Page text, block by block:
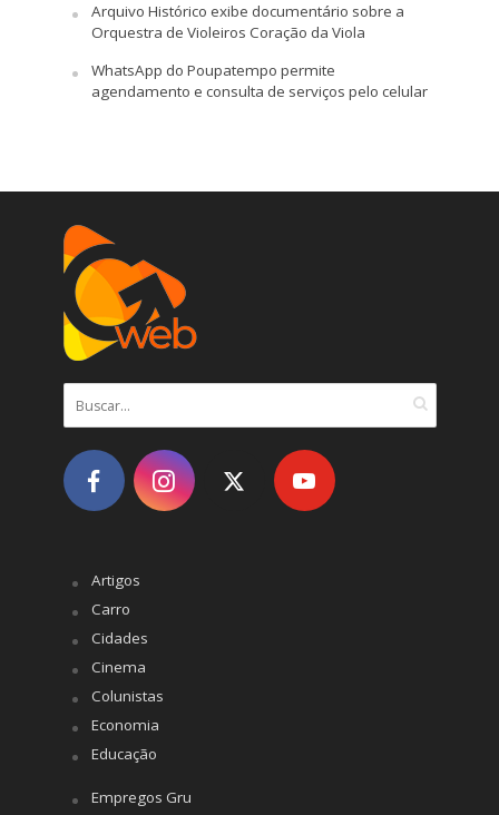
Arquivo Histórico exibe documentário sobre a
Orquestra de Violeiros Coração da Viola
WhatsApp do Poupatempo permite
agendamento e consulta de serviços pelo celular
Artigos
Carro
Cidades
Cinema
Colunistas
Economia
Educação
Empregos Gru